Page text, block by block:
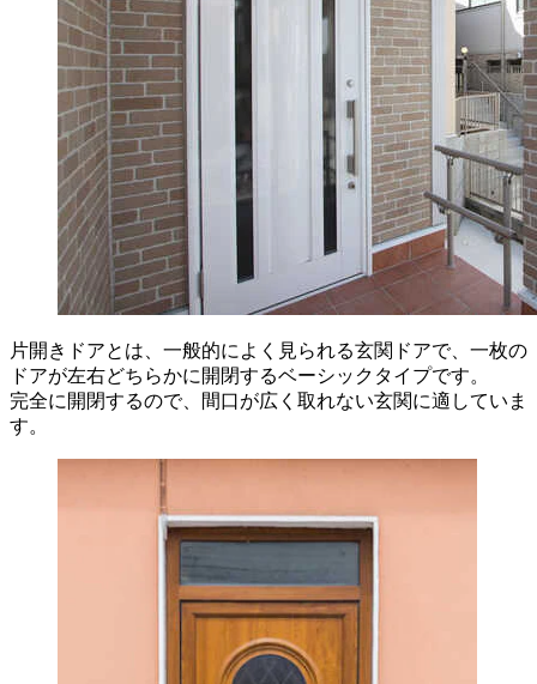
片開きドアとは、一般的によく見られる玄関ドアで、一枚の
ドアが左右どちらかに開閉するベーシックタイプです。
完全に開閉するので、間口が広く取れない玄関に適していま
す。